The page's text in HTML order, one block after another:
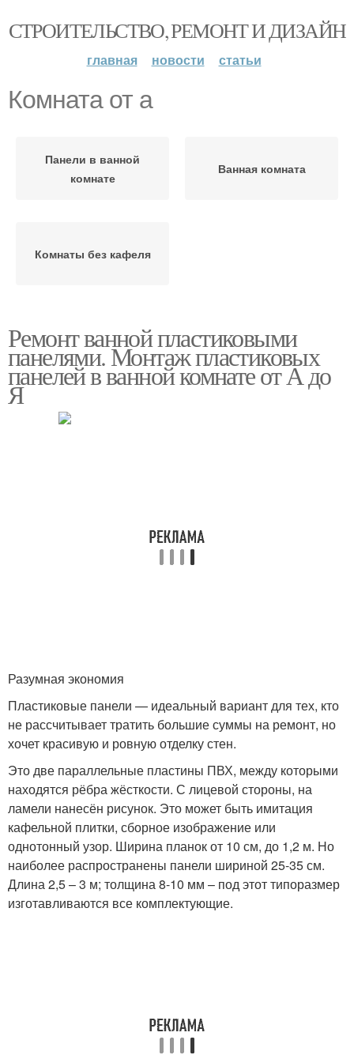
СТРОИТЕЛЬСТВО, РЕМОНТ И ДИЗАЙН
главная новости статьи
Комната от а
Панели в ванной
комнате
Ванная комната
Комнаты без кафеля
Ремонт ванной пластиковыми
панелями. Монтаж пластиковых
панелей в ванной комнате от А до
Я
Разумная экономия
Пластиковые панели — идеальный вариант для тех, кто
не рассчитывает тратить большие суммы на ремонт, но
хочет красивую и ровную отделку стен.
Это две параллельные пластины ПВХ, между которыми
находятся рёбра жёсткости. С лицевой стороны, на
ламели нанесён рисунок. Это может быть имитация
кафельной плитки, сборное изображение или
однотонный узор. Ширина планок от 10 см, до 1,2 м. Но
наиболее распространены панели шириной 25-35 см.
Длина 2,5 – 3 м; толщина 8-10 мм – под этот типоразмер
изготавливаются все комплектующие.